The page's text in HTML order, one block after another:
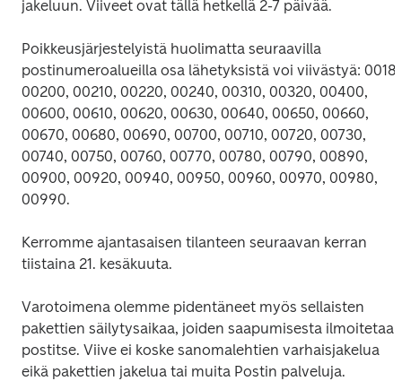
jakeluun. Viiveet ovat tällä hetkellä 2-7 päivää.
Poikkeusjärjestelyistä huolimatta seuraavilla
postinumeroalueilla osa lähetyksistä voi viivästyä:
00200, 00210, 00220, 00240, 00310, 00320, 00400,
00600, 00610, 00620, 00630, 00640, 00650, 00660,
00670, 00680, 00690, 00700, 00710, 00720, 00730,
00740, 00750, 00760, 00770, 00780, 00790, 00890,
00900, 00920, 00940, 00950, 00960, 00970, 00980,
00990.
Kerromme ajantasaisen tilanteen seuraavan kerran
tiistaina 21. kesäkuuta.
Varotoimena olemme pidentäneet myös sellaisten
pakettien säilytysaikaa, joiden saapumisesta ilmoitetaan
postitse. Viive ei koske sanomalehtien varhaisjakelua
eikä pakettien jakelua tai muita Postin palveluja.